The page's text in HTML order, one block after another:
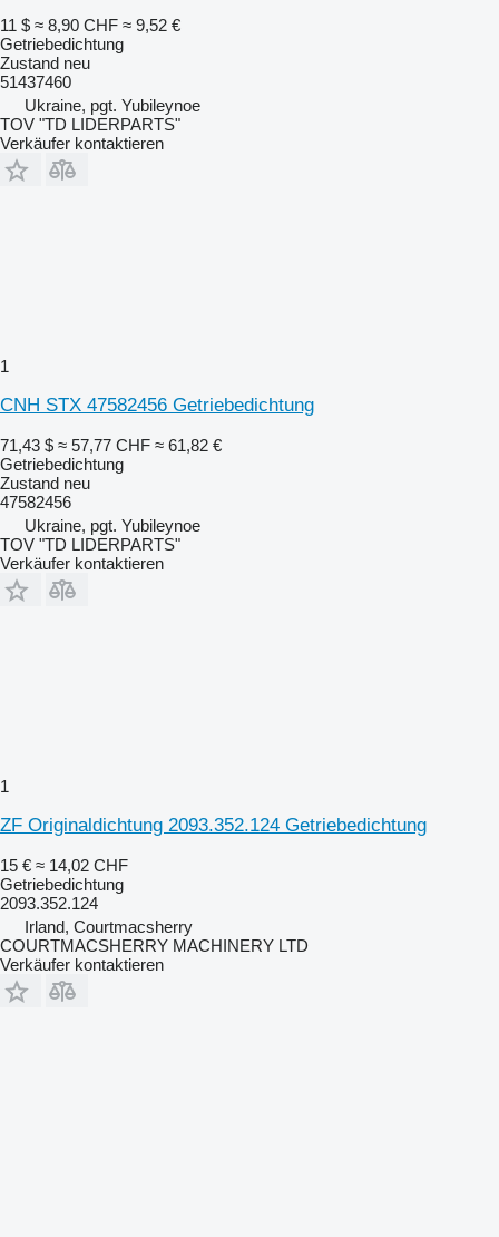
11 $ ≈ 8,90 CHF ≈ 9,52 €
Getriebedichtung
Zustand neu
51437460
Ukraine, pgt. Yubileynoe
TOV "TD LIDERPARTS"
Verkäufer kontaktieren
1
CNH STX 47582456 Getriebedichtung
71,43 $ ≈ 57,77 CHF ≈ 61,82 €
Getriebedichtung
Zustand neu
47582456
Ukraine, pgt. Yubileynoe
TOV "TD LIDERPARTS"
Verkäufer kontaktieren
1
ZF Originaldichtung 2093.352.124 Getriebedichtung
15 € ≈ 14,02 CHF
Getriebedichtung
2093.352.124
Irland, Courtmacsherry
COURTMACSHERRY MACHINERY LTD
Verkäufer kontaktieren